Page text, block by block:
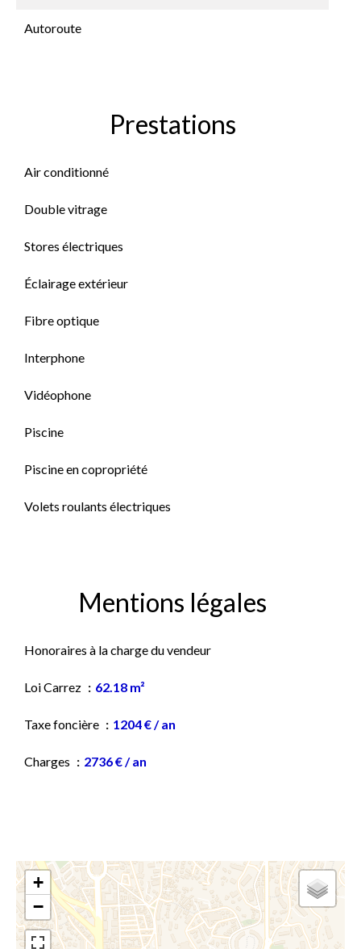
Autoroute
Prestations
Air conditionné
Double vitrage
Stores électriques
Éclairage extérieur
Fibre optique
Interphone
Vidéophone
Piscine
Piscine en copropriété
Volets roulants électriques
Mentions légales
Honoraires à la charge du vendeur
Loi Carrez 62.18 m²
Taxe foncière 1204 € / an
Charges 2736 € / an
+
−